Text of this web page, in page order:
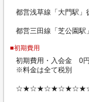
都営浅草線「大門駅」
都営三田線「芝公園駅
■初期費用
初期費用・入会金 0
※料金は全て税別